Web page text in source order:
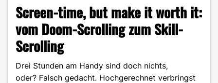
Screen-time, but make it worth it:
vom Doom-Scrolling zum Skill-
Scrolling
Drei Stunden am Handy sind doch nichts,
oder? Falsch gedacht. Hochgerechnet verbringst